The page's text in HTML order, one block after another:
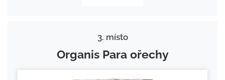
3. místo
Organis Para ořechy